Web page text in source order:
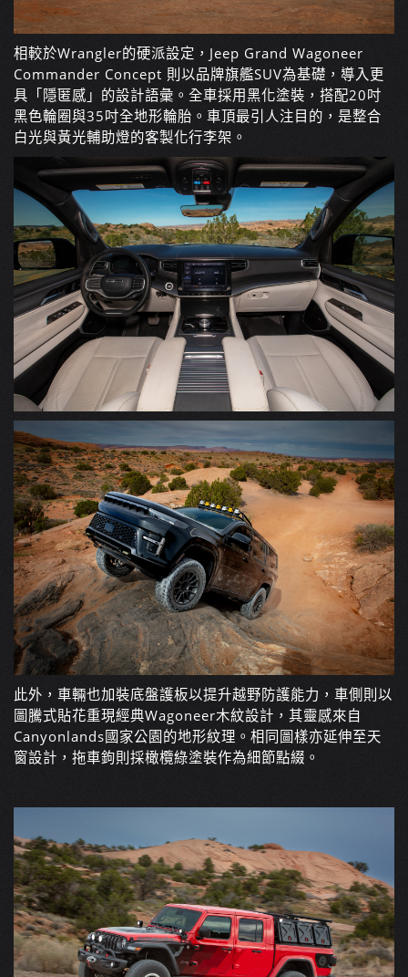
相較於Wrangler的硬派設定，Jeep Grand Wagoneer
Commander Concept 則以品牌旗艦SUV為基礎，導入更
具「隱匿感」的設計語彙。全車採用黑化塗裝，搭配20吋
黑色輪圈與35吋全地形輪胎。車頂最引人注目的，是整合
白光與黃光輔助燈的客製化行李架。
此外，車輛也加裝底盤護板以提升越野防護能力，車側則以
圖騰式貼花重現經典Wagoneer木紋設計，其靈感來自
Canyonlands國家公園的地形紋理。相同圖樣亦延伸至天
窗設計，拖車鉤則採橄欖綠塗裝作為細節點綴。